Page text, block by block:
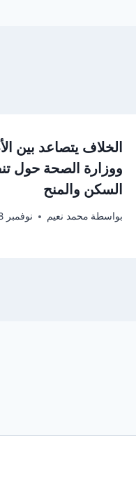
الخلاف يتصاعد بين
ووزارة الصحة حول
السكن والمنح
بواسطة محمد نعيم نوفمبر 18, 2025